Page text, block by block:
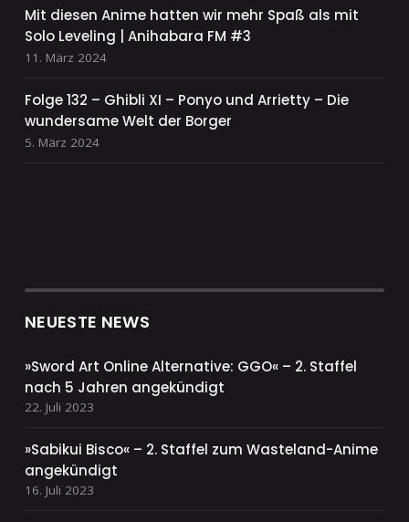
Mit diesen Anime hatten wir mehr Spaß als mit
Solo Leveling | Anihabara FM #3
11. März 2024
Folge 132 – Ghibli XI – Ponyo und Arrietty – Die
wundersame Welt der Borger
5. März 2024
NEUESTE NEWS
»Sword Art Online Alternative: GGO« – 2. Staffel
nach 5 Jahren angekündigt
22. Juli 2023
»Sabikui Bisco« – 2. Staffel zum Wasteland-Anime
angekündigt
16. Juli 2023